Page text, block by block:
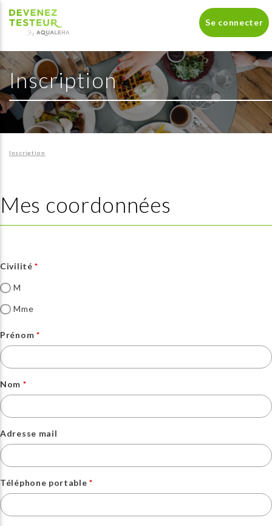
Se connecter
Inscription
Inscription
Mes coordonnées
Civilité
M
Mme
Prénom
Nom
Adresse mail
Téléphone portable